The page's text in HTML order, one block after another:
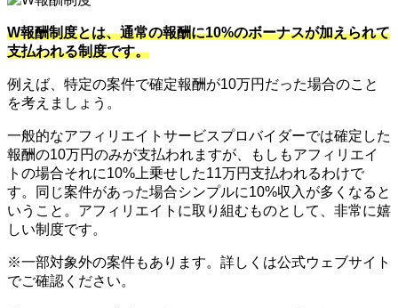
W報酬制度とは、通常の報酬に10%のボーナスが加えられて
支払われる制度です。
例えば、特定の案件で確定報酬が10万円だった場合のこと
を考えましょう。
一般的なアフィリエイトサービスプロバイダーでは確定した
報酬の10万円のみが支払われますが、もしもアフィリエイ
トの場合それに10%上乗せした11万円支払われるわけで
す。同じ案件があった場合シンプルに10%収入が多くなると
いうこと。アフィリエイトに取り組むものとして、非常に嬉
しい制度です。
※一部対象外の案件もあります。詳しくは公式ウェブサイト
でご確認ください。